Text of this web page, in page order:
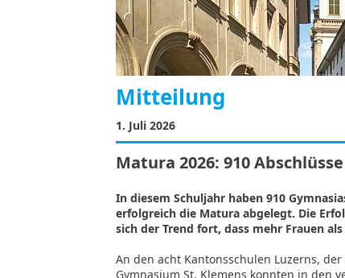
Mitteilung
1. Juli 2026
Matura 2026: 910
In diesem Schuljahr haben 910
erfolgreich die Matura abgelegt. Die
sich der Trend fort, dass mehr Frauen
An den acht Kantonsschulen Luzerns,
Gymnasium St. Klemens konnten in den